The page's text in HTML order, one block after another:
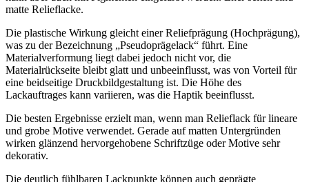
matte Relieflacke.
Die plastische Wirkung gleicht einer Reliefprägung (Hochprägung),
was zu der Bezeichnung „Pseudoprägelack“ führt. Eine
Materialverformung liegt dabei jedoch nicht vor, die
Materialrückseite bleibt glatt und unbeeinflusst, was von Vorteil für
eine beidseitige Druckbildgestaltung ist. Die Höhe des
Lackauftrages kann variieren, was die Haptik beeinflusst.
Die besten Ergebnisse erzielt man, wenn man Relieflack für lineare
und grobe Motive verwendet. Gerade auf matten Untergründen
wirken glänzend hervorgehobene Schriftzüge oder Motive sehr
dekorativ.
Die deutlich fühlbaren Lackpunkte können auch geprägte